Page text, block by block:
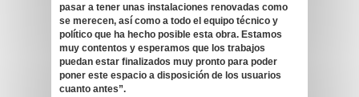
pasar a tener unas instalaciones renovadas como
se merecen, así como a todo el equipo técnico y
político que ha hecho posible esta obra. Estamos
muy contentos y esperamos que los trabajos
puedan estar finalizados muy pronto para poder
poner este espacio a disposición de los usuarios
cuanto antes”.